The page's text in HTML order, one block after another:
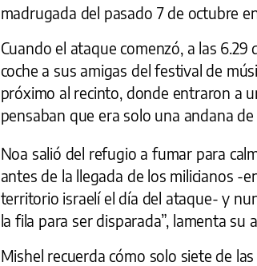
madrugada del pasado 7 de octubre
Cuando el ataque comenzó, a las
coche a sus amigas del festival de
próximo al recinto, donde entraron a
pensaban que era solo una andana de
Noa salió del refugio a fumar para
antes de la llegada de los milicianos -
territorio israelí el día del ataque- y
la fila para ser disparada”, lamenta su
Mishel recuerda cómo solo siete de